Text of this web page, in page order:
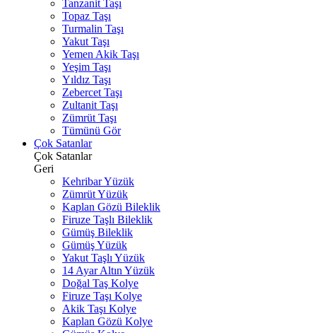
Tanzanit Taşı
Topaz Taşı
Turmalin Taşı
Yakut Taşı
Yemen Akik Taşı
Yeşim Taşı
Yıldız Taşı
Zebercet Taşı
Zultanit Taşı
Zümrüt Taşı
Tümünü Gör
Çok Satanlar
Çok Satanlar
Geri
Kehribar Yüzük
Zümrüt Yüzük
Kaplan Gözü Bileklik
Firuze Taşlı Bileklik
Gümüş Bileklik
Gümüş Yüzük
Yakut Taşlı Yüzük
14 Ayar Altın Yüzük
Doğal Taş Kolye
Firuze Taşı Kolye
Akik Taşı Kolye
Kaplan Gözü Kolye